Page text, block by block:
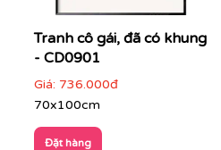
Tranh cô gái, đã có khung
- CD0901
Giá: 736.000đ
70x100cm
Đặt hàng